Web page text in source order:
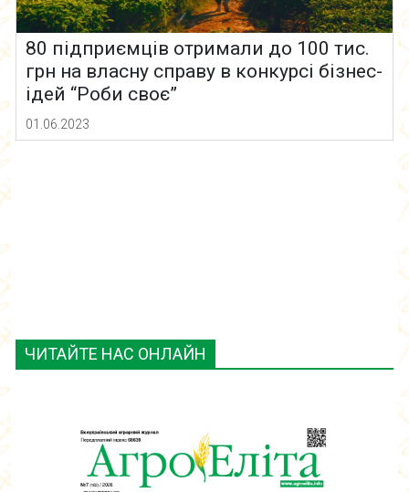
ЧИТАЙТЕ НАС ОНЛАЙН
80 підприємців отримали до 100 тис.
грн на власну справу в конкурсі бізнес-
ідей “Роби своє”
01.06.2023